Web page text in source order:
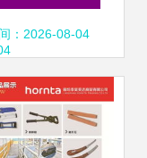
航次加速返回
航线运营
全过程观察及
：2026-08-04